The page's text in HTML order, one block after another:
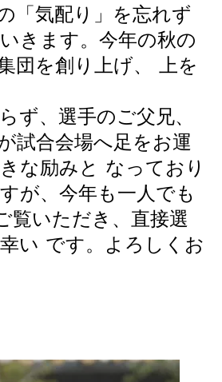
「気配り」を忘れず
きます。今年の秋の
団を創り上げ、 上を
ず、選手のご父兄、
試合会場へ足をお運
な励みと なっており
が、今年も一人でも
覧いただき、直接選
い です。よろしくお